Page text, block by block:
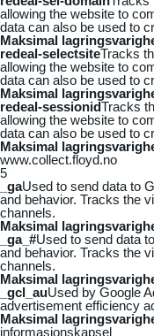
allowing the website to
data can also be used to
Maksimal
redeal-selectsiteTracks
allowing the website to
data can also be used to
Maksimal
redeal-sessionidTracks
allowing the website to
data can also be used to
Maksimal
www.collect.floyd.no
5
_gaUsed to send data to
and behavior. Tracks the
channels.
Maksimal
_ga_#Used to send data
and behavior. Tracks the
channels.
Maksimal
_gcl_auUsed by Google
advertisement efficiency
Maksimal
informasjonskapsel